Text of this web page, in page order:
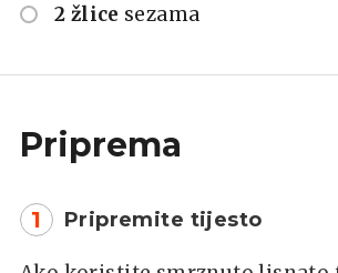
2 žlice sezama
Priprema
1 Pripremite tijesto